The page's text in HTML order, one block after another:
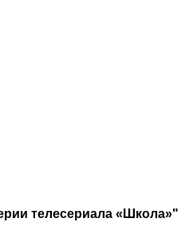
телесериала «Школа»"